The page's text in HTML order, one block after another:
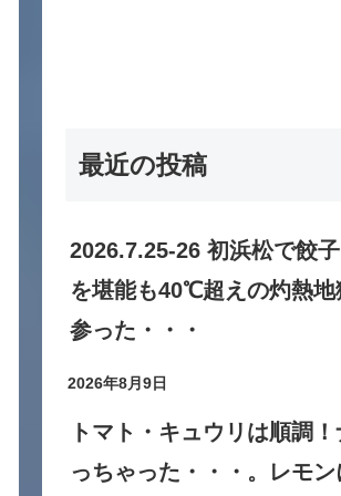
最近の投稿
2026.7.25-26 初浜松で餃
を堪能も40℃超えの灼熱地
参った・・・
2026年8月9日
トマト・キュウリは順調
っちゃった・・・。レモ